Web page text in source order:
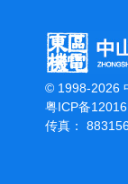
© 1998-2026
粤ICP备
传真：